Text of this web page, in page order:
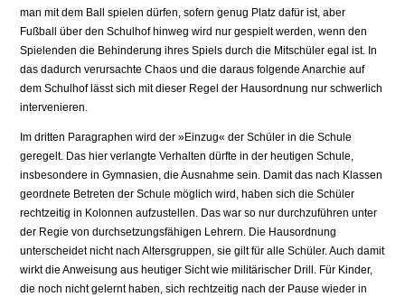
man mit dem Ball spielen dürfen, sofern genug Platz dafür ist, aber
Fußball über den Schulhof hin­weg wird nur gespielt werden, wenn den
Spielenden die Behinderung ihres Spiels durch die Mitschüler egal ist. In
das dadurch verursachte Chaos und die daraus fol­gende Anarchie auf
dem Schulhof lässt sich mit dieser Regel der Hausordnung nur schwerlich
intervenieren.
Im dritten Paragraphen wird der »Einzug« der Schüler in die Schule
geregelt. Das hier verlangte Verhalten dürfte in der heutigen Schule,
insbesondere in Gymnasien, die Ausnahme sein. Damit das nach Klassen
geordnete Betreten der Schule möglich wird, haben sich die Schüler
rechtzeitig in Kolonnen aufzustellen. Das war so nur durchzuführen unter
der Regie von durchsetzungsfähigen Lehrern. Die Hausordnung
unterscheidet nicht nach Altersgruppen, sie gilt für alle Schüler. Auch damit
wirkt die Anweisung aus heutiger Sicht wie militärischer Drill. Für Kinder,
die noch nicht gelernt haben, sich rechtzeitig nach der Pause wieder in